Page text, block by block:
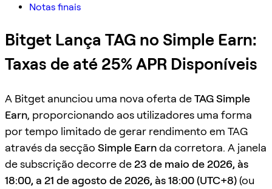
Notas finais
Bitget Lança TAG no Simple Earn:
Taxas de até 25% APR Disponíveis
A Bitget anunciou uma nova oferta deTAG Simple
Earn, proporcionando aos utilizadores uma forma
por tempo limitado de gerar rendimento em TAG
através da secção Simple Earnda corretora. A janela
de subscrição decorre de23 de maio de 2026, às
18:00, a 21 de agosto de 2026, às 18:00 (UTC+8)(ou